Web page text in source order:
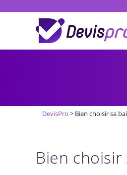
DevisPro > Bien choisir sa
Bien